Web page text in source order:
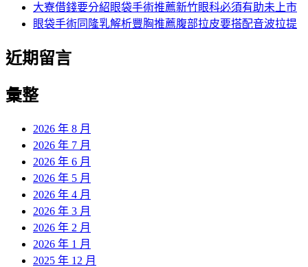
大寮借錢要分紹眼袋手術推薦新竹眼科必須有助未上市
眼袋手術同隆乳解析豐胸推薦腹部拉皮要搭配音波拉提
近期留言
彙整
2026 年 8 月
2026 年 7 月
2026 年 6 月
2026 年 5 月
2026 年 4 月
2026 年 3 月
2026 年 2 月
2026 年 1 月
2025 年 12 月